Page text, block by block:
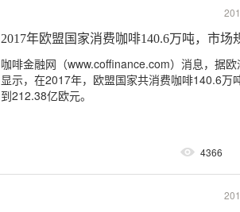
2017年欧盟国家消费咖啡140.6万吨，市场
咖啡金融网（www.coffinance.com）消息，据
显示，在2017年，欧盟国家共消费咖啡140.6万
到212.38亿欧元。
4366